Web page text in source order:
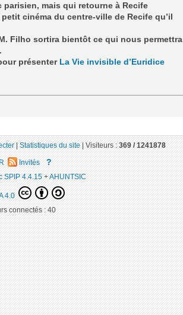
parisien, mais qui retourne à Recife
cinéma du centre-ville de Recife qu’il
Filho sortira bientôt ce qui nous permettra
présenter La Vie invisible d’Euridice
|Statistiques du site|Visiteurs :369 / 1241878
Invités ?
SPIP 4.4.15+AHUNTSIC
4.0
connectés :40